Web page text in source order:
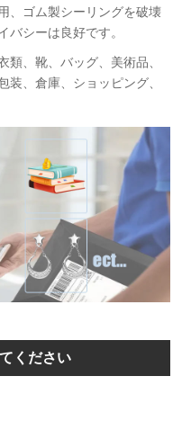
、ゴム製シーリングを破壊
バシーは良好です。
類、靴、バッグ、美術品、
装、倉庫、ショッピング、
ください